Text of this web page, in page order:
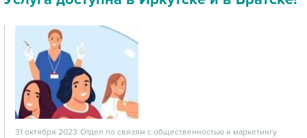
31 октября 2023 Отдел по связям с общественностью и маркетингу